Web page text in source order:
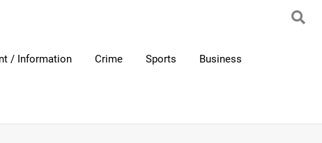
/ Information Crime Sports Business